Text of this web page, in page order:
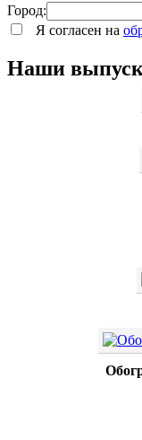
Город:
Я согласен на
Наши